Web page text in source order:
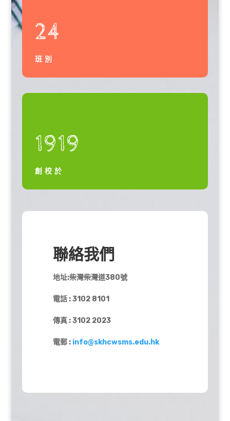
24
班別
1919
創校於
聯絡我們
地址:柴灣柴灣道380號
電話 : 3102 8101
傳真 : 3102 2023
電郵 : info@skhcwsms.edu.hk